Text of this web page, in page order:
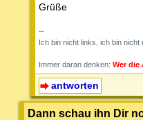
Grüße
--
Ich bin nicht links, ich bin
Immer daran denken: Wer die
antworten
Dann schau ihn Dir